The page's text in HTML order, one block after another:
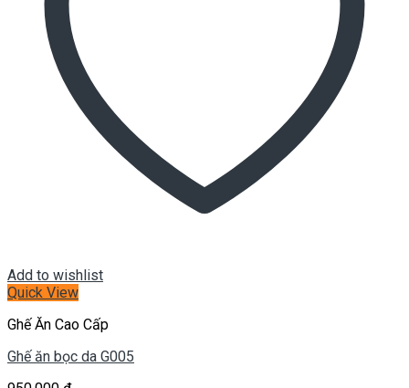
Add to wishlist
Quick View
Ghế Ăn Cao Cấp
Ghế ăn bọc da G005